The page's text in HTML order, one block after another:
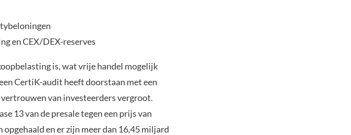
en CEX/DEX-reserves
is, wat vrije handel mogelijk
CertiK-audit heeft doorstaan met een
van investeerders vergroot.
13 van de presale tegen een prijs van
opgehaald en er zijn meer dan 16,45 miljard